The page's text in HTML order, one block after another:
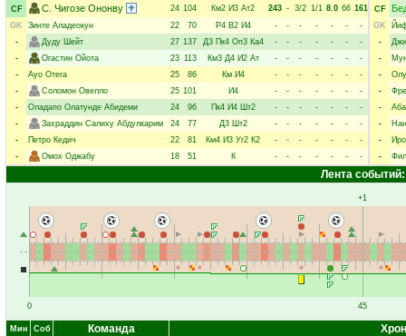
CF
С. Чигозе Ононву 24 104 Км2 И3 Ат2 243 - 3/2 1/1 8.0 66 161
GK
Зинте Аладеокун 22 70 Р4 В2 И4 - - - - - -
-
-
Дуду Шейт 27 137 Д3 Пк4 Оп3 Ка4 - - - - - -
-
-
Огастин Ойота 23 113 Км3 Д4 И2 Ат - - - - - -
-
-
Ауо Отега 25 86 Км И4 - - - - - -
-
-
Соломон Овелло 25 101 И4 - - - - - -
-
-
Оладапо Олатунде Абидеми 24 96 Пк4 И4 Шт2 - - - - - -
-
-
Захраддин Салиху Абдулкарим 24 77 Д3 Шт2 - - - - - -
-
-
Петро Кедич 22 81 Км4 И3 Уг2 К2 - - - - - -
-
-
Омох Оджабу 18 51 К - - - - - - -
CF
GK
-
-
-
-
-
-
-
-
Лента событий:
0
+1
45
Мин Соб Команда